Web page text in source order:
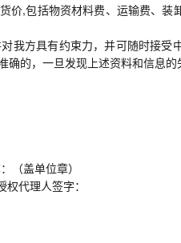
价,包括物资材料费、运输费、
我方具有约束力，并可随时接
确的，一旦发现上述资料和信息
位章）
人签字：